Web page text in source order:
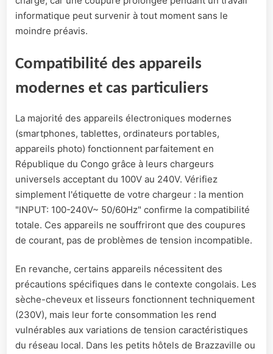
informatique peut survenir à tout moment sans le
moindre préavis.
Compatibilité des appareils
modernes et cas particuliers
La majorité des appareils électroniques modernes
(smartphones, tablettes, ordinateurs portables,
appareils photo) fonctionnent parfaitement en
République du Congo grâce à leurs chargeurs
universels acceptant du 100V au 240V. Vérifiez
simplement l'étiquette de votre chargeur : la mention
"INPUT: 100-240V~ 50/60Hz" confirme la compatibilité
totale. Ces appareils ne souffriront que des coupures
de courant, pas de problèmes de tension incompatible.
En revanche, certains appareils nécessitent des
précautions spécifiques dans le contexte congolais. Les
sèche-cheveux et lisseurs fonctionnent techniquement
(230V), mais leur forte consommation les rend
vulnérables aux variations de tension caractéristiques
du réseau local. Dans les petits hôtels de Brazzaville ou